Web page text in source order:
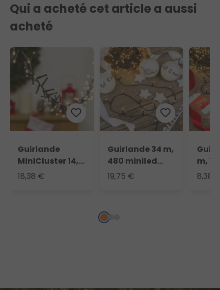
Qui a acheté cet article a aussi
acheté
Guirlande
MiniCluster 14,9
m, 720 led blanc
18,38 €
Guirlande 34 m,
480 miniled
blanc chaud
19,75 €
m,
8,38